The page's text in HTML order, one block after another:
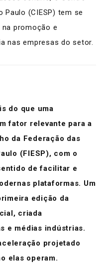
Paulo (CIESP) tem se
promoção e
nas empresas do setor.
do que uma
fator relevante para a
da Federação das
(FIESP), com o
de facilitar e
plataformas. Um
edição da
criada
e médias indústrias.
projetado
elas operam.